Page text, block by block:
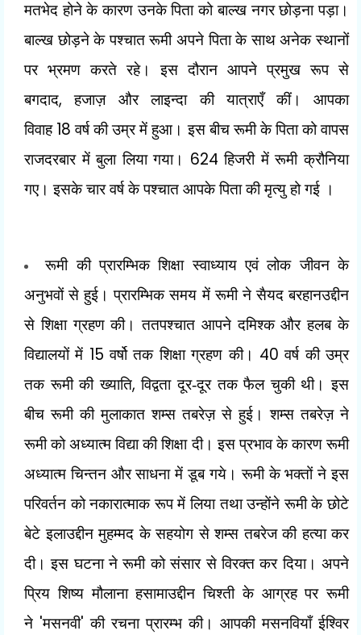
मतभेद होने के कारण उनके पिता को बाल्ख नगर छोड़ना पड़ा।
बाल्ख छोड़ने के पश्चात रूमी अपने पिता के साथ अनेक स्थानों
पर भ्रमण करते रहे। इस दौरान आपने प्रमुख रूप से
बगदाद,हजाज़ और लाइन्दा की यात्राएँ कीं। आपका
विवाह 18 वर्ष की उम्र में हुआ। इस बीच रूमी के पिता को वापस
राजदरबार में बुला लिया गया। 624 हिजरी में रूमी क्रौनिया
गए। इसके चार वर्ष के पश्चात आपके पिता की मृत्यु हो गई ।
रूमी की प्रारम्भिक शिक्षा स्वाध्याय एवं लोक जीवन के
अनुभवों से हुई। प्रारम्भिक समय में रूमी ने सैयद बरहानउद्दीन
से शिक्षा ग्रहण की। ततपश्चात आपने दमिश्क और हलब के
विद्यालयों में 15 वर्षो तक शिक्षा ग्रहण की। 40 वर्ष की उम्र
तक रूमी की ख्याति,विद्वता दूर-दूर तक फैल चुकी थी। इस
बीच रूमी की मुलाकात शम्स तबरेज़ से हुई। शम्स तबरेज़ ने
रूमी को अध्यात्म विद्या की शिक्षा दी। इस प्रभाव के कारण रूमी
अध्यात्म चिन्तन और साधना में डूब गये। रूमी के भक्तों ने इस
परिवर्तन को नकारात्माक रूप में लिया तथा उन्होंने रूमी के छोटे
बेटे इलाउद्दीन मुहम्मद के सहयोग से शम्स तबरेज की हत्या कर
दी। इस घटना ने रूमी को संसार से विरक्त कर दिया। अपने
प्रिय शिष्य मौलाना हसामाउद्दीन चिश्ती के आग्रह पर रूमी
ने 'मसनवी'की रचना प्रारम्भ की। आपकी मसनवियाँ ईश्विर